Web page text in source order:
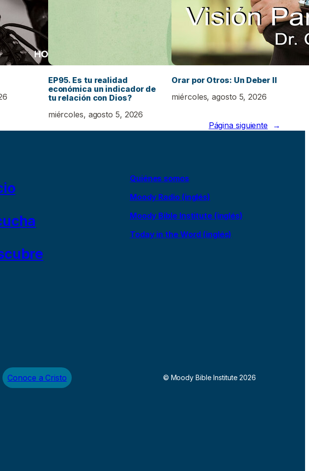
EP95. Es tu realidad
económica un indicador de
tu relación con Dios?
miércoles, agosto 5, 2026
Orar por Otros: Un Deber II
miércoles, agosto 5, 2026
Página siguiente →
Quiénes somos
Moody Radio (inglés)
Moody Bible Institute (inglés)
Today in the Word (inglés)
Conoce a Cristo © Moody Bible Institute 2026